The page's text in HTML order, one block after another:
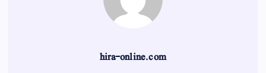
hira-online.com